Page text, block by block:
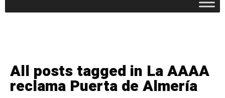
All posts tagged in La AAAA
reclama Puerta de Almería